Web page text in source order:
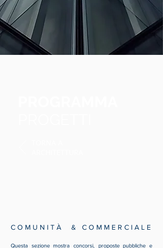
C O M U N I T À & C O M M E R C I A L E
Questa sezione mostra concorsi, proposte pubbliche e